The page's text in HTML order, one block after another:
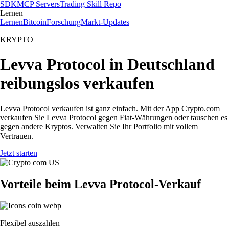
SDKMCP ServersTrading Skill Repo
Lernen
LernenBitcoinForschungMarkt-Updates
KRYPTO
Levva Protocol in Deutschland
reibungslos verkaufen
Levva Protocol verkaufen ist ganz einfach. Mit der App Crypto.com
verkaufen Sie Levva Protocol gegen Fiat-Währungen oder tauschen es
gegen andere Kryptos. Verwalten Sie Ihr Portfolio mit vollem
Vertrauen.
Jetzt starten
Vorteile beim Levva Protocol-Verkauf
Flexibel auszahlen